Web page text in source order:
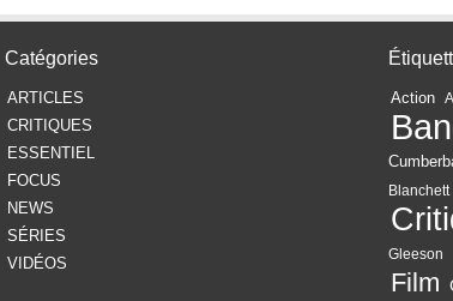
Catégories
ARTICLES
CRITIQUES
ESSENTIEL
FOCUS
NEWS
SÉRIES
VIDÉOS
Action
Blanchett
Gleeson
Film